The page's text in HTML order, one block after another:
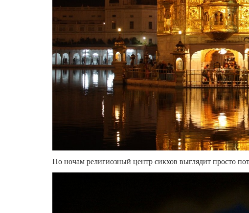
По ночам религиозный центр сикхов выглядит просто